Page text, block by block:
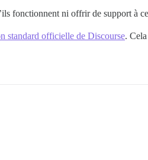
fonctionnent ni offrir de support à
standard officielle de Discourse.